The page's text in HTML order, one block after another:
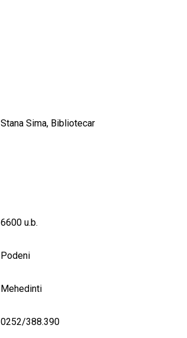
Stana Sima, Bibliotecar
6600 u.b.
Podeni
Mehedinti
0252/388.390